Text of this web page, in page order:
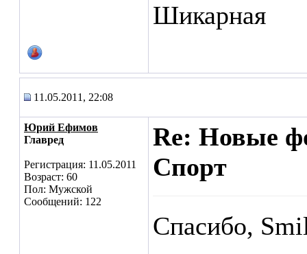
Шикарная
11.05.2011, 22:08
Юрий Ефимов
Главред
Регистрация: 11.05.2011
Возраст: 60
Пол: Мужской
Сообщений: 122
Re: Новые
Спорт
Спасибо,